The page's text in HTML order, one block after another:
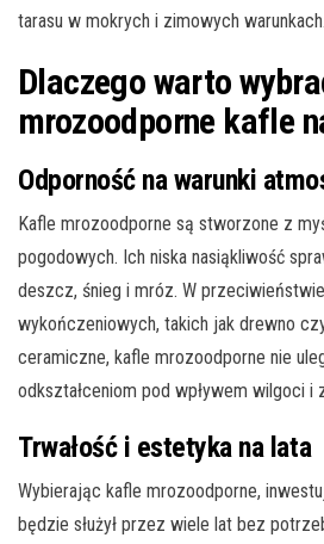
tarasu w mokrych i zimowych warunkach.
Dlaczego warto
mrozoodporne kafle
Odporność na warunki
Kafle mrozoodporne są stworzone z
pogodowych. Ich niska nasiąkliwość
deszcz, śnieg i mróz. W
wykończeniowych, takich jak drewno
ceramiczne, kafle mrozoodporne nie
odkształceniom pod wpływem wilgoci i
Trwałość i estetyka na lata
Wybierając kafle mrozoodporne,
będzie służył przez wiele lat bez